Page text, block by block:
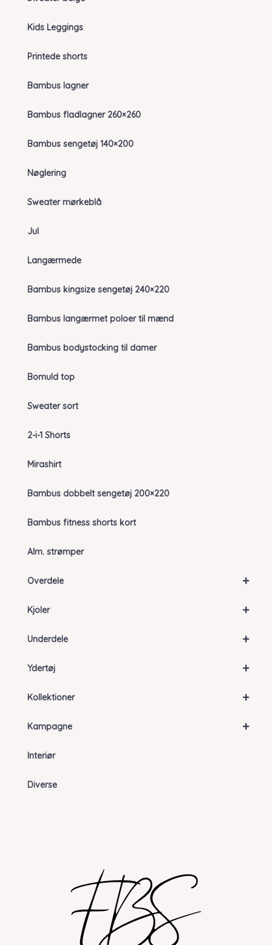
Kids Leggings
Printede shorts
Bambus lagner
Bambus fladlagner 260×260
Bambus sengetøj 140×200
Nøglering
Sweater mørkeblå
Jul
Langærmede
Bambus kingsize sengetøj 240×220
Bambus langærmet poloer til mænd
Bambus bodystocking til damer
Bomuld top
Sweater sort
2-i-1 Shorts
Mirashirt
Bambus dobbelt sengetøj 200×220
Bambus fitness shorts kort
Alm. strømper
+
Overdele
+
Kjoler
+
Underdele
+
Ydertøj
+
Kollektioner
+
Kampagne
Interiør
Diverse